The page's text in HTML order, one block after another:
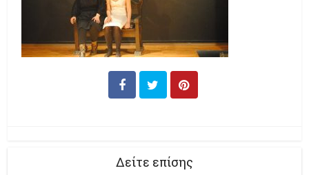
Δείτε επίσης